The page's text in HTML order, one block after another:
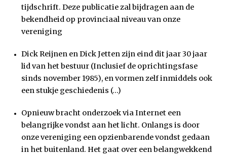
tijdschrift. Deze publicatie zal bijdragen aan de
bekendheid op provinciaal niveau van onze
vereniging
Dick Reijnen en Dick Jetten zijn eind dit jaar 30 jaar
lid van het bestuur (Inclusief de oprichtingsfase
sinds november 1985), en vormen zelf inmiddels ook
een stukje geschiedenis (…)
Opnieuw bracht onderzoek via Internet een
belangrijke vondst aan het licht. Onlangs is door
onze vereniging een opzienbarende vondst gedaan
in het buitenland. Het gaat over een belangwekkend